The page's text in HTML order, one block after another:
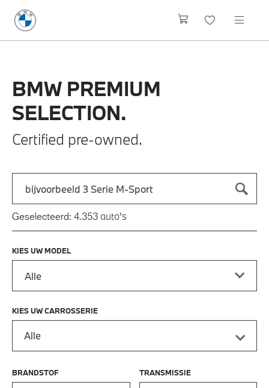
BMW PREMIUM
SELECTION.
Certified pre-owned.
Zoek naar een automodel, bijvoorbeeld 3 Serie M-Sport
Typ een automodel in en druk op enter om te zoeken
Geselecteerd: 4.353 auto's
KIES UW MODEL
KIES UW CARROSSERIE
Alle
BRANDSTOF TRANSMISSIE